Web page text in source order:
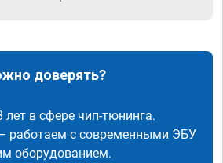
доверять?
в сфере чип-тюнинга.
работаем с современными ЭБУ
оборудованием.